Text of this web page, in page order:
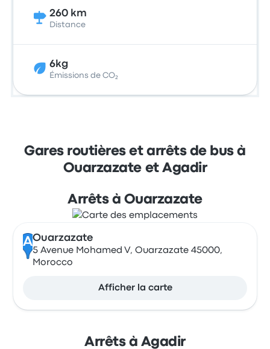
260 km
Distance
6kg
Émissions de CO₂
Gares routières et arrêts de bus à
Ouarzazate et Agadir
Arrêts à Ouarzazate
AOuarzazate
5 Avenue Mohamed V, Ouarzazate 45000,
Morocco
Afficher la carte
Arrêts à Agadir